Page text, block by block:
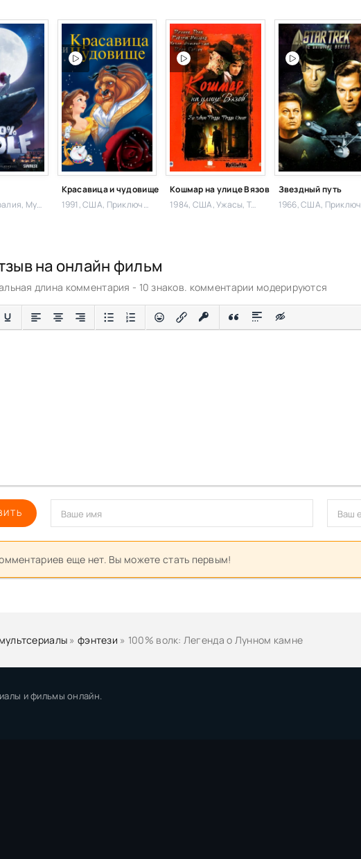
Мультфильм,
Красавица и чудовище
1991, США, Приключения,
Кошмар на улице Вязов
1984, США,Ужасы, Триллер,
Звездный путь
1966, США, Приключения,
на онлайн фильм
длина комментария - 10 знаков. комментарии модерируются
еще нет. Вы можете стать первым!
мультсериалы »фэнтези » 100% волк: Легенда о Лунном камне
и фильмы онлайн.